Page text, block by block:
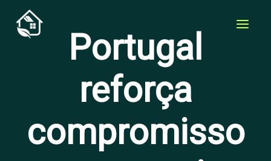
content
Portugal
reforça
compromisso